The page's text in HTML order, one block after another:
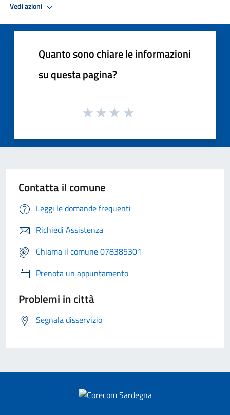
Vedi azioni
Quanto sono chiare le informazioni
su questa pagina?
Contatta il comune
Leggi le domande frequenti
Richiedi Assistenza
Chiama il comune 078385301
Prenota un appuntamento
Problemi in città
Segnala disservizio